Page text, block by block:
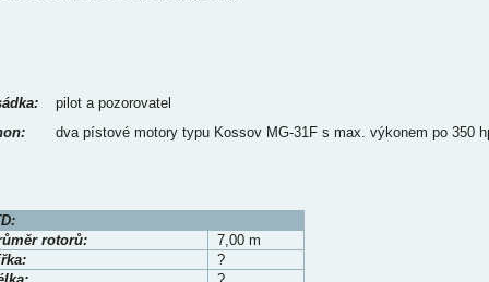
pilot a pozorovatel
dva pístové motory typu Kossov MG-31F s max. výkonem po 350
rotorů:
7,00 m
?